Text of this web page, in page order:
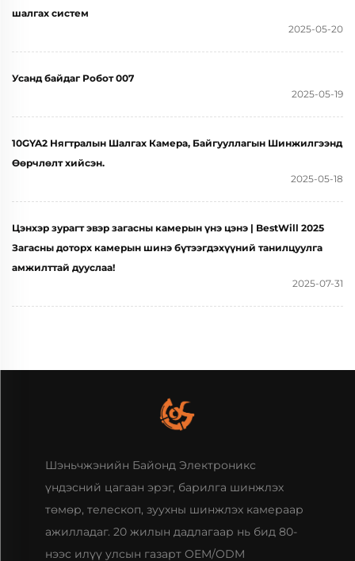
шалгах систем
2025-05-20
Усанд байдаг Робот 007
2025-05-19
10GYA2 Нягтралын Шалгах Камера, Байгууллагын Шинжилгээнд
Өөрчлөлт хийсэн.
2025-05-18
Цэнхэр зурагт эвэр загасны камерын үнэ цэнэ | BestWill 2025
Загасны доторх камерын шинэ бүтээгдэхүүний танилцуулга
амжилттай дууслаа!
2025-07-31
Шэньчжэнийн Байонд Электроникс
үндэсний цагаан эрэг, барилга шинжлэх
төмөр, телескоп, зуухны шинжлэх камераар
ажилладаг. 20 жилын дадлагаар нь бид 80-
нээс илүү улсын газарт OEM/ODM